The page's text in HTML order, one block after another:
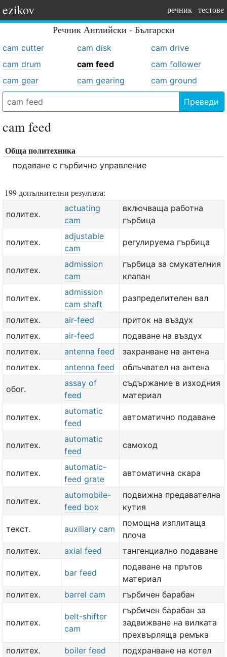
ezikov речник тестове
Речник Английски - Български
cam cutter cam disk
cam drive
cam drum
cam feed
cam follower
cam gear
cam gearing cam ground
Преведи
cam feed
Обща политехника
подаване с гърбично управление
199 допълнителни резултата:
политех.
actuating
cam
включваща работна
гърбица
политех.
adjustable
cam
регулируема гърбица
политех.
admission
cam
гърбица за смукателния
клапан
политех.
admission
cam shaft
разпределителен вал
политех. air-feed
приток на въздух
политех.
air-feed
подаване на въздух
политех.
antenna feed
захранване на антена
политех.
antenna feed облъчвател на антена
обог.
assay of
feed
съдържание в изходния
материал
политех.
automatic
feed
автоматично подаване
политех.
automatic
feed
самоход
политех.
automatic-
feed grate
автоматична скара
политех.
automobile-
feed box
подвижна предавателна
кутия
текст. auxiliary cam
помощна изплитаща
плоча
политех.
axial feed тангенциално подаване
политех. bar feed
подаване на прътов
материал
политех.
barrel cam гърбичен барабан
политех.
belt-shifter
cam
гърбичен барабан за
задвижване на вилката
прехвърляща ремъка
политех.
boiler feed подхранване на котел